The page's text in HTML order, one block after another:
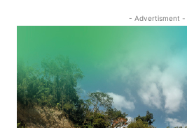
- Advertisment -